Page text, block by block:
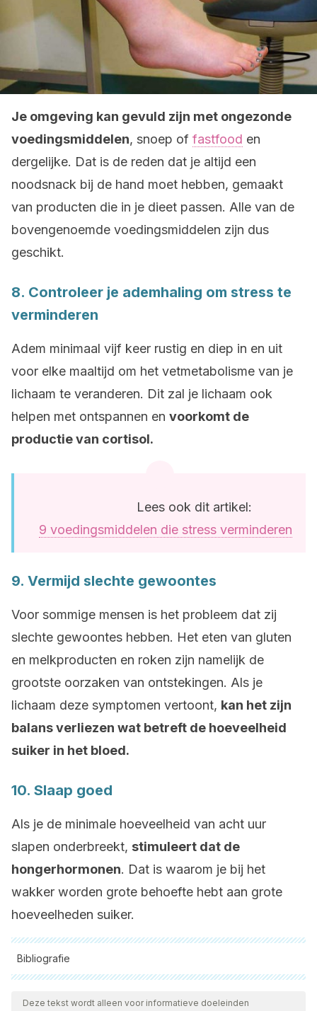
Je omgeving kan gevuld zijn met ongezonde
voedingsmiddelen, snoep of fastfood en
dergelijke. Dat is de reden dat je altijd een
noodsnack bij de hand moet hebben, gemaakt
van producten die in je dieet passen. Alle van de
bovengenoemde voedingsmiddelen zijn dus
geschikt.
8. Controleer je ademhaling om stress te
verminderen
Adem minimaal vijf keer rustig en diep in en uit
voor elke maaltijd om het vetmetabolisme van je
lichaam te veranderen. Dit zal je lichaam ook
helpen met ontspannen en voorkomt de
productie van cortisol.
Lees ook dit artikel:
9 voedingsmiddelen die stress verminderen
9. Vermijd slechte gewoontes
Voor sommige mensen is het probleem dat zij
slechte gewoontes hebben. Het eten van gluten
en melkproducten en roken zijn namelijk de
grootste oorzaken van ontstekingen. Als je
lichaam deze symptomen vertoont, kan het zijn
balans verliezen wat betreft de hoeveelheid
suiker in het bloed.
10. Slaap goed
Als je de minimale hoeveelheid van acht uur
slapen onderbreekt, stimuleert dat de
hongerhormonen. Dat is waarom je bij het
wakker worden grote behoefte hebt aan grote
hoeveelheden suiker.
Bibliografie
Alle aangehaalde bronnen zijn grondig gecontroleerd door
ons team om hun kwaliteit, betrouwbaarheid, actualiteit en
Deze tekst wordt alleen voor informatieve doeleinden